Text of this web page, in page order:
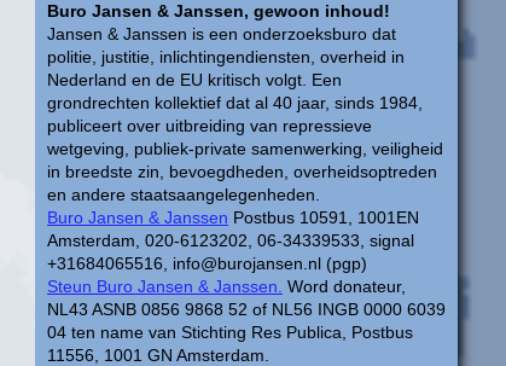
Buro Jansen & Janssen, gewoon inhoud!
Jansen & Janssen is een onderzoeksburo dat
politie, justitie, inlichtingendiensten, overheid in
Nederland en de EU kritisch volgt. Een
grondrechten kollektief dat al 40 jaar, sinds 1984,
publiceert over uitbreiding van repressieve
wetgeving, publiek-private samenwerking, veiligheid
in breedste zin, bevoegdheden, overheidsoptreden
en andere staatsaangelegenheden.
Buro Jansen & Janssen Postbus 10591, 1001EN
Amsterdam, 020-6123202, 06-34339533, signal
+31684065516, info@burojansen.nl (pgp)
Steun Buro Jansen & Janssen. Word donateur,
NL43 ASNB 0856 9868 52 of NL56 INGB 0000 6039
04 ten name van Stichting Res Publica, Postbus
11556, 1001 GN Amsterdam.